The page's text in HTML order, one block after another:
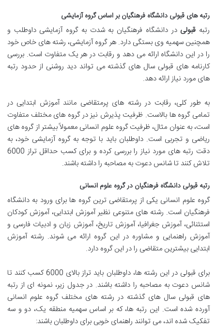
رتبه های قبولی دانشگاه فرهنگیان بر اساس گروه آزمایشی
رتبه قبولی در دانشگاه فرهنگیان به شدت به گروه آزمایشی داوطلب و
همچنین سهمیه وی بستگی دارد. هر گروه آزمایشی، رشته های خاص خود
را در این دانشگاه ارائه می دهد و رقابت در هر یک متفاوت است. بررسی
کارنامه های قبولی سال های گذشته می تواند دید روشنی از حدود رتبه
های مورد نیاز ارائه دهد.
به طور کلی، رقابت در رشته های پرمتقاضی مانند آموزش ابتدایی در
تمامی گروه ها بالاست. ظرفیت پذیرش نیز در گروه های مختلف متفاوت
است، به عنوان مثال، ظرفیت گروه علوم انسانی معمولاً بیشتر از گروه های
ریاضی و تجربی است. داوطلبان باید با توجه به گروه آزمایشی خود، به
دقت رتبه های مورد نیاز را بررسی کرده و برای کسب حداقل تراز 6000
تلاش کنند تا شانس دعوت به مصاحبه را داشته باشند.
رتبه قبولی دانشگاه فرهنگیان در گروه علوم انسانی
گروه علوم انسانی یکی از پرمتقاضی ترین گروه ها برای ورود به دانشگاه
فرهنگیان است. رشته های متنوعی نظیر آموزش ابتدایی، آموزش کودکان
استثنائی، آموزش جغرافیا، آموزش تاریخ، آموزش زبان و ادبیات فارسی و
آموزش راهنمایی و مشاوره در این گروه ارائه می شوند. رشته آموزش
ابتدایی بیشترین متقاضی را در این گروه دارد.
برای قبولی در این رشته ها، داوطلبان باید تراز بالای 6000 کسب کنند تا
شانس دعوت به مصاحبه را داشته باشند. در جدول زیر، نمونه ای از رتبه
های قبولی سال های گذشته در رشته های مختلف گروه علوم انسانی
آورده شده است. این رتبه ها، که بر اساس سهمیه منطقه یک، دو و سه
تفکیک شده اند، می توانند راهنمای خوبی برای داوطلبان باشند: